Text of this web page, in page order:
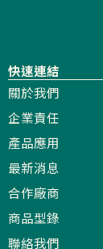
快速連結
關於我們
企業責任
產品應用
最新消息
合作廠商
商品型錄
聯絡我們